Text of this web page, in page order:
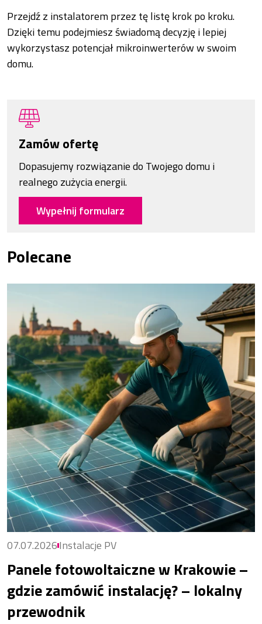
Przejdź z instalatorem przez tę listę krok po kroku.
Dzięki temu podejmiesz świadomą decyzję i lepiej
wykorzystasz potencjał mikroinwerterów w swoim
domu.
Zamów ofertę
Dopasujemy rozwiązanie do Twojego domu i
realnego zużycia energii.
Wypełnij formularz
Polecane
07.07.2026Instalacje PV
Panele fotowoltaiczne w Krakowie –
gdzie zamówić instalację? – lokalny
przewodnik